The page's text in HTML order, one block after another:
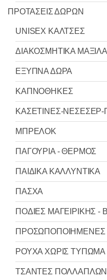
ΠΡΟΤΑΣΕΙΣ ΔΩΡΩΝ
UNISEX ΚΑΛΤΣΕΣ
ΔΙΑΚΟΣΜΗΤΙΚΑ
ΕΞΥΠΝΑ ΔΩΡΑ
ΚΑΠΝΟΘΗΚΕΣ
ΚΑΣΕΤΙΝΕΣ-
ΜΠΡΕΛΟΚ
ΠΑΓΟΥΡΙΑ - ΘΕΡΜΟΣ
ΠΑΙΔΙΚΑ ΚΑΛΛΥΝΤΙΚΑ
ΠΑΣΧΑ
ΠΟΔΙΕΣ ΜΑΓΕΙΡΙΚΗΣ -
ΠΡΟΣΩΠΟΠΟΙΗΜΕΝΕΣ
ΡΟΥΧΑ ΧΩΡΙΣ ΤΥΠΩΜΑ
ΤΣΑΝΤΕΣ